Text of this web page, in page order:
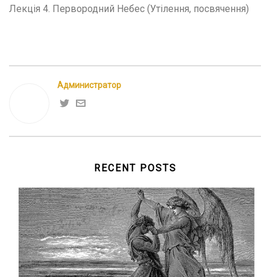
Лекція 4. Первородний Небес (Утілення, посвячення)
Администратор
RECENT POSTS